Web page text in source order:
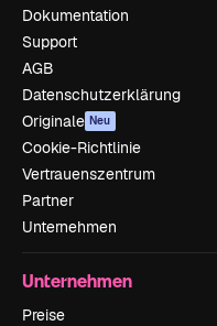
Dokumentation
Support
AGB
Datenschutzerklärung
Originale Neu
Cookie-Richtlinie
Vertrauenszentrum
Partner
Unternehmen
Unternehmen
Preise